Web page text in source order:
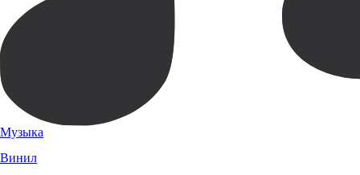
Музыка
Винил